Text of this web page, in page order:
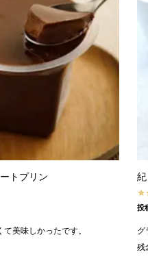
トプリン
美味しかったです。
投
グ
残